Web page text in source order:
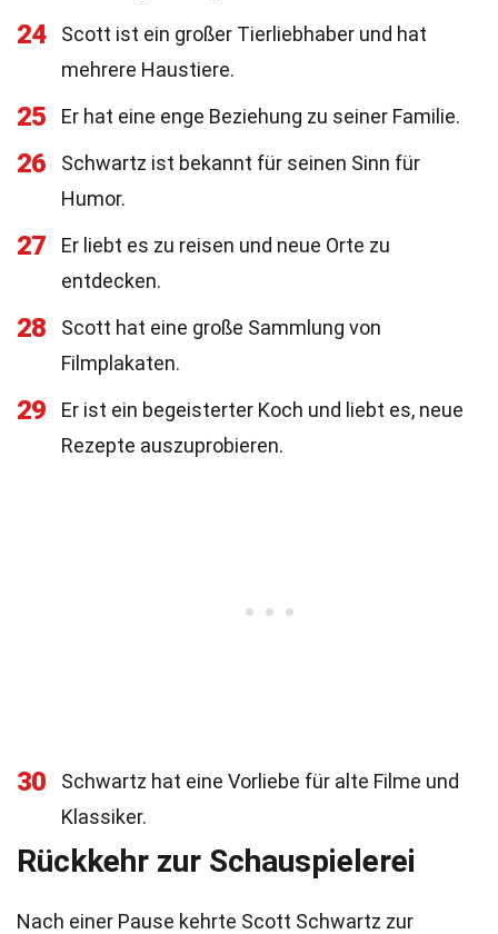
24
Scott ist ein großer Tierliebhaber und hat
mehrere Haustiere.
25 Er hat eine enge Beziehung zu seiner Familie.
26
Schwartz ist bekannt für seinen Sinn für
Humor.
27
Er liebt es zu reisen und neue Orte zu
entdecken.
28
Scott hat eine große Sammlung von
Filmplakaten.
29
Er ist ein begeisterter Koch und liebt es, neue
Rezepte auszuprobieren.
30
Schwartz hat eine Vorliebe für alte Filme und
Klassiker.
Rückkehr zur Schauspielerei
Nach einer Pause kehrte Scott Schwartz zur